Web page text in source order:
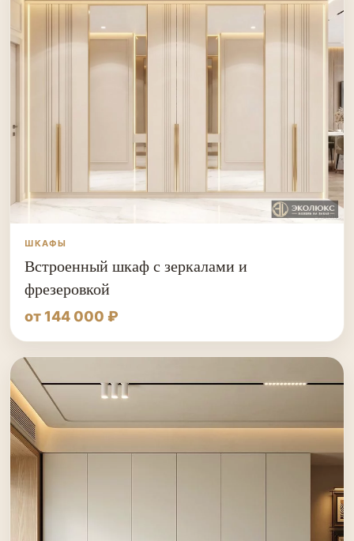
ШКАФЫ
Встроенный шкаф с зеркалами и
фрезеровкой
от 144 000 ₽